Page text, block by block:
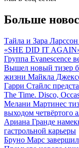
Больше
Тайла и Зара
«SHE DID IT
Группа Evanescence
Вышел новый тизер
жизни Майкла
Гарри Стайлс
The Time. Disco,
Мелани Мартинес
выходом четвёртого
Ариана Гранде
гастрольной карьеры
Бруно Марс